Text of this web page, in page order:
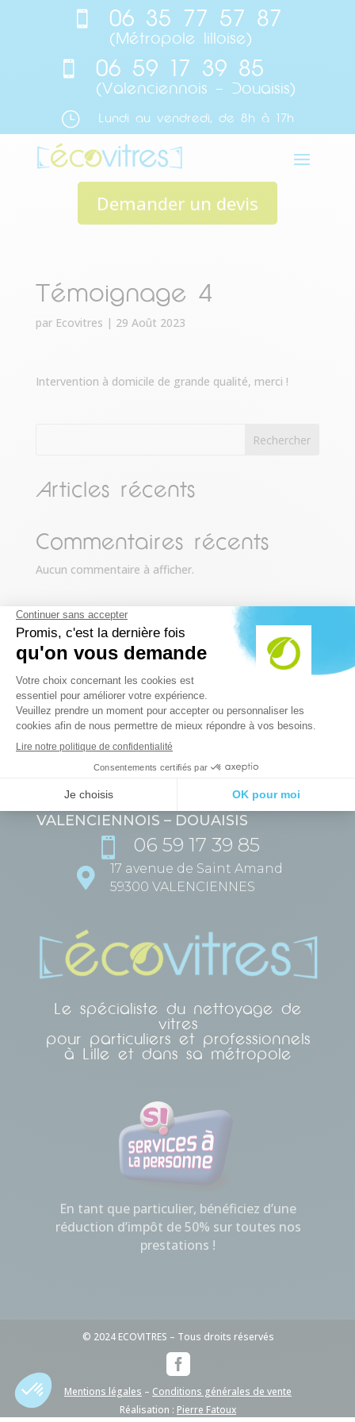
 06 35 77 57 87
(Métropole lilloise)
 06 59 17 39 85
(Valenciennois – Douaisis)
} Lundi au vendredi, de 8h à 17h
Demander un devis
Témoignage 4
par Ecovitres | 29 Août 2023
Intervention à domicile de grande qualité, merci !
Rechercher
Articles récents
Commentaires récents
Aucun commentaire à afficher.
MÉTROPOLE LILLOISE
 06 35 77 57 87
568 avenue de Dunkerque
59160 LOMME-LILLE
VALENCIENNOIS – DOUAISIS
 06 59 17 39 85

17 avenue de Saint Amand
59300 VALENCIENNES
Le spécialiste du nettoyage de
vitres
pour particuliers et professionnels
à Lille et dans sa métropole
En tant que particulier, bénéficiez d’une
réduction d’impôt de 50% sur toutes nos
prestations !
© 2024 ECOVITRES – Tous droits réservés

Mentions légales – Conditions générales de vente
Réalisation : Pierre Fatoux